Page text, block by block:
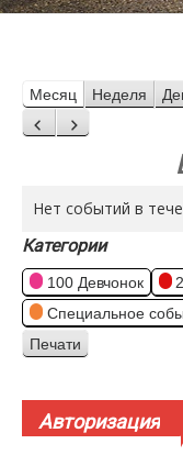
Месяц Неделя
Назад
Вперед
Нет событий в
Категории
100 Девчонок
Специальное
Просмотр
Печати
Авторизация